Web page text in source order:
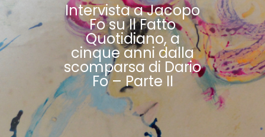
Intervista a Jacopo
Fo su Il Fatto
Quotidiano, a
cinque anni dalla
scomparsa di Dario
Fo – Parte II